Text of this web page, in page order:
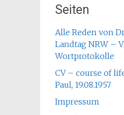
Seiten
Alle Reden von
Landtag NRW –
Wortprotokolle
CV – course of
Paul, 19.08.1957
Impressum